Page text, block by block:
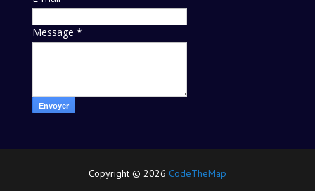
Message*
Copyright © 2026 CodeTheMap